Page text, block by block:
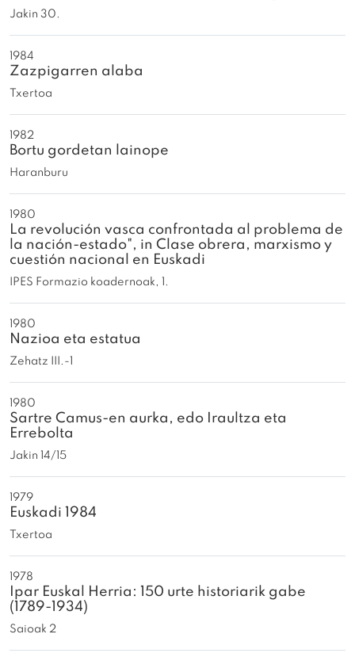
Jakin 30.
1984
Zazpigarren alaba
Txertoa
1982
Bortu gordetan lainope
Haranburu
1980
La revolución vasca confrontada al problema de
la nación-estado", in Clase obrera, marxismo y
cuestión nacional en Euskadi
IPES Formazio koadernoak, 1.
1980
Nazioa eta estatua
Zehatz III.-1
1980
Sartre Camus-en aurka, edo Iraultza eta
Errebolta
Jakin 14/15
1979
Euskadi 1984
Txertoa
1978
Ipar Euskal Herria: 150 urte historiarik gabe
(1789-1934)
Saioak 2